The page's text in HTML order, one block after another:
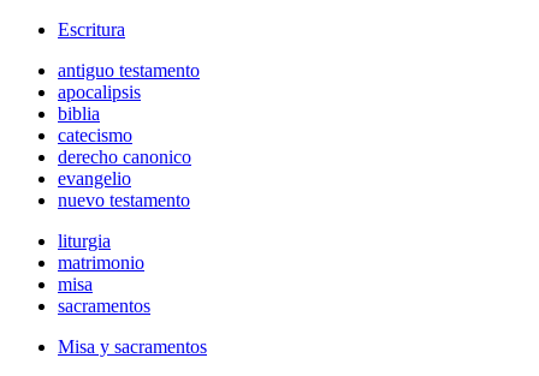
Escritura
antiguo testamento
apocalipsis
biblia
catecismo
derecho canonico
evangelio
nuevo testamento
liturgia
matrimonio
misa
sacramentos
Misa y sacramentos